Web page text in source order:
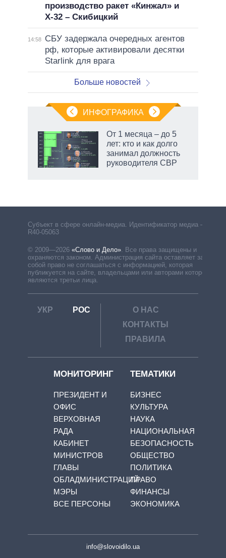
производство ракет «Кинжал» и
Х-32 – Скибицкий
14:58
СБУ задержала очередных агентов
рф, которые активировали десятки
Starlink для врага
Больше новостей
ИНФОГРАФИКА
От 1 месяца – до 5
лет: кто и как долго
занимал должность
руководителя СВР
Субъект в сфере онлайн-медиа. Идентификатор медиа –
R40-05063
© 2009—2026 «Слово и Дело» Все права защищены и
охраняются законом. Администрация сайта оставляет за
собой право не соглашаться с информацией, которая
публикуется на сайте, владельцами или авторами которой
являются третьи лица.
УКР РОС
О НАС
КОНТАКТЫ
ПРАВИЛА
МОНИТОРИНГ
ПРЕЗИДЕНТ И
ОФИС
ВЕРХОВНАЯ
РАДА
КАБИНЕТ
МИНИСТРОВ
ГЛАВЫ
ОБЛАДМИНИСТРАЦИЙ
МЭРЫ
ВСЕ ПЕРСОНЫ
ТЕМАТИКИ
БИЗНЕС
КУЛЬТУРА
НАУКА
НАЦИОНАЛЬНАЯ
БЕЗОПАСНОСТЬ
ОБЩЕСТВО
ПОЛИТИКА
ПРАВО
ФИНАНСЫ
ЭКОНОМИКА
info@slovoidilo.ua